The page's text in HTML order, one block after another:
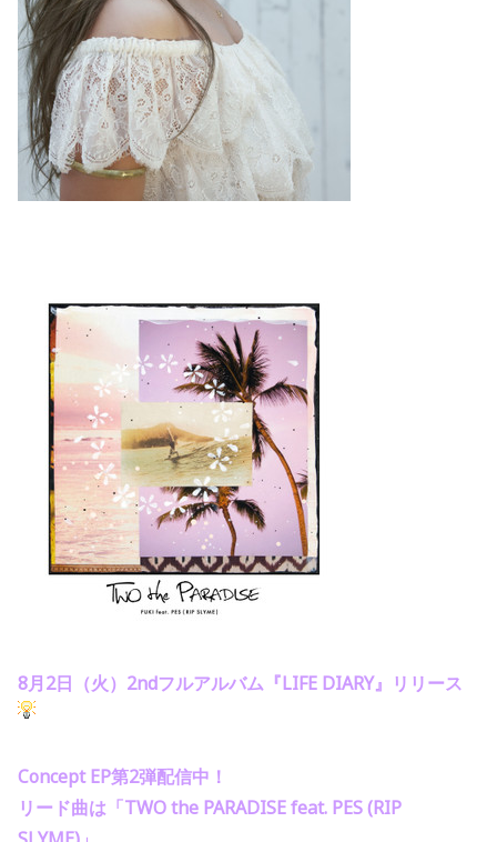
8月2日（火）2ndフルアルバム『LIFE DIARY』リリース
Concept EP第2弾配信中！
リード曲は「TWO the PARADISE feat. PES (RIP